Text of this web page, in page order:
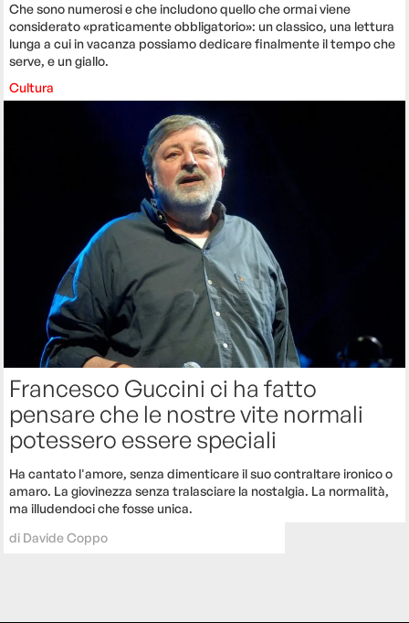
Che sono numerosi e che includono quello che ormai viene
considerato «praticamente obbligatorio»: un classico, una lettura
lunga a cui in vacanza possiamo dedicare finalmente il tempo che
serve, e un giallo.
Cultura
Francesco Guccini ci ha fatto
pensare che le nostre vite normali
potessero essere speciali
Ha cantato l'amore, senza dimenticare il suo contraltare ironico o
amaro. La giovinezza senza tralasciare la nostalgia. La normalità,
ma illudendoci che fosse unica.
di Davide Coppo